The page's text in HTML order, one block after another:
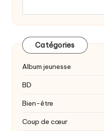
Catégories
Album jeunesse
BD
Bien-être
Coup de cœur